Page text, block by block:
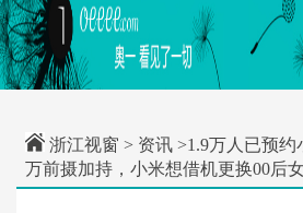
浙江视窗 > 资讯 >1.9万人已预约
万前摄加持，小米想借机更换00后